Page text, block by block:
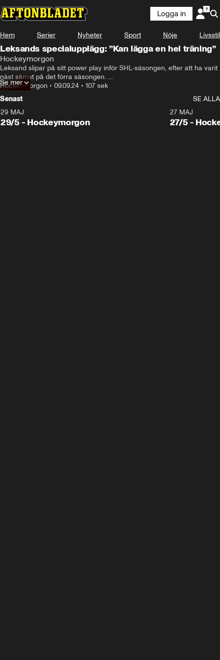
Logga in
Hem Serier Nyheter Sport Nöje Livsstil
Leksands specialupplägg: ”Kan lägga en hel träning”
Hockeymorgon
Leksand slipar på sitt power play inför SHL-säsongen, efter att ha varit
näst sämst på det förra säsongen.
Leksands Lucas Elvenes gästade Hockeymorgon där han berättade
mer.
Hockeymorgon • 09.09.24 • 107 sek
Se mer
Senast
SE ALLA
29 MAJ
29/5 - Hockeymorgon
27 MAJ
27/5 -